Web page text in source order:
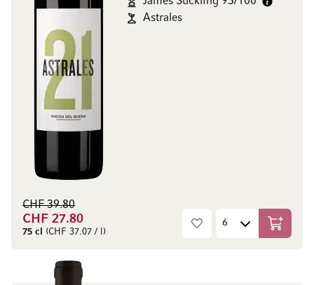
Astrales
CHF 27.80
CHF 39.80
75 cl (CHF 37.07 / l) In den